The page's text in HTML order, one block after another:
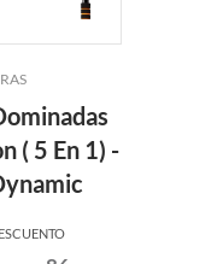
( 5 En 1) -